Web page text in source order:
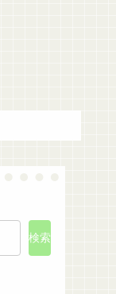
検索